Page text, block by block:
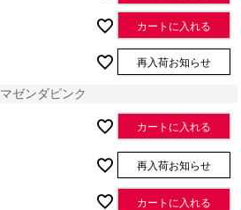
カートに入れる
再入荷お知らせ
マゼンダピンク
カートに入れる
再入荷お知らせ
カートに入れる